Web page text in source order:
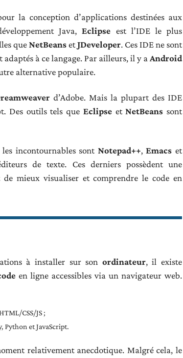
la conception d’applications destinées aux
Java,Eclipse est l’IDE le plus
queNetBeansetJDeveloper. Ces IDE ne sont
à ce langage. Par ailleurs, il y a Android
alternative populaire.
d’Adobe. Mais la plupart des IDE
Des outils tels que Eclipse etNetBeans sont
incontournables sont Notepad++,Emacset
de texte. Ces derniers possèdent une
mieux visualiser et comprendre le code en
à installer sur son ordinateur, il existe
en ligne accessibles via un navigateur web.
CSS/JS ;
Python et JavaScript.
relativement anecdotique. Malgré cela, le